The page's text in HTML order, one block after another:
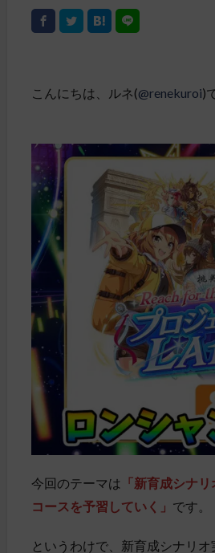
こんにちは、ルネ(@renekuroi)
今回のテーマは 「新育成シナリ
コースを予習していく」 です。
というわけで、新育成シナリ